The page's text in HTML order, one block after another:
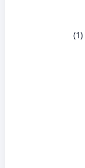
(1)